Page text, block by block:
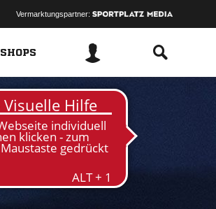
Vermarktungspartner:
SHOPS